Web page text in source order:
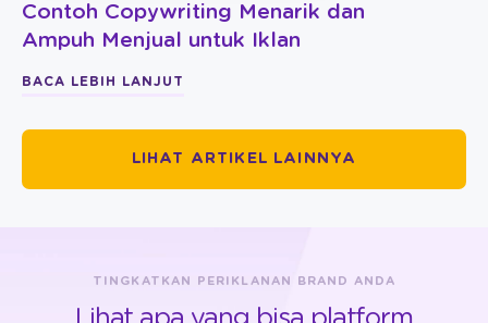
Contoh Copywriting Menarik dan
Ampuh Menjual untuk Iklan
BACA LEBIH LANJUT
LIHAT ARTIKEL LAINNYA
TINGKATKAN PERIKLANAN BRAND ANDA